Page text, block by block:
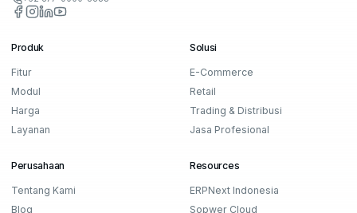
Produk
Fitur
Modul
Harga
Layanan
Solusi
E-Commerce
Retail
Trading & Distribusi
Jasa Profesional
Perusahaan
Tentang Kami
Blog
Resources
ERPNext Indonesia
Sopwer Cloud